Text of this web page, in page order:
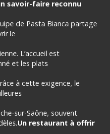
savoir-faire reconnu
de Pasta Bianca partage
le
L’accueil est
et les plats
à cette exigence, le
sur-Saône, souvent
Un restaurant à offrir